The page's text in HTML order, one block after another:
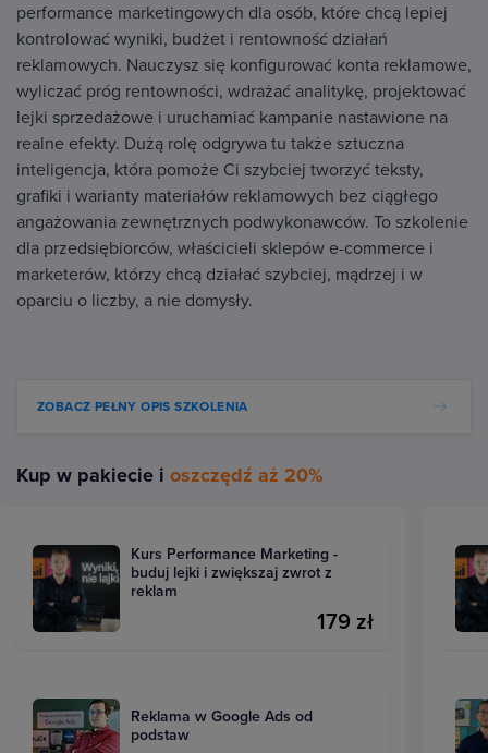
performance marketingowych dla osób, które chcą lepiej
kontrolować wyniki, budżet i rentowność działań
reklamowych. Nauczysz się konfigurować konta reklamowe,
wyliczać próg rentowności, wdrażać analitykę, projektować
lejki sprzedażowe i uruchamiać kampanie nastawione na
realne efekty. Dużą rolę odgrywa tu także sztuczna
inteligencja, która pomoże Ci szybciej tworzyć teksty,
grafiki i warianty materiałów reklamowych bez ciągłego
angażowania zewnętrznych podwykonawców. To szkolenie
dla przedsiębiorców, właścicieli sklepów e-commerce i
marketerów, którzy chcą działać szybciej, mądrzej i w
oparciu o liczby, a nie domysły.
ZOBACZ PEŁNY OPIS SZKOLENIA
Kup w pakiecie i oszczędź aż 20%
Kurs Performance Marketing -
buduj lejki i zwiększaj zwrot z
reklam
179 zł
Reklama w Google Ads od
podstaw